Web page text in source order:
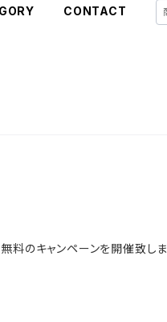
CONTACT
料のキャンペーンを開催致しま